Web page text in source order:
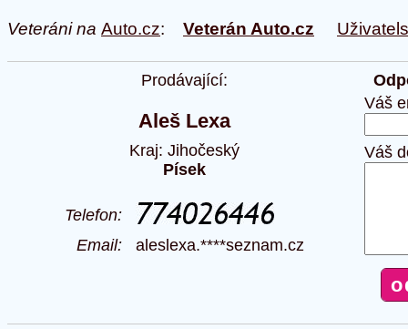
Veteráni na Auto.cz: Veterán Auto.cz
Prodávající:
Aleš Lexa
Kraj: Jihočeský
Písek
Telefon:
Email: aleslexa.****seznam.cz
Váš
Váš